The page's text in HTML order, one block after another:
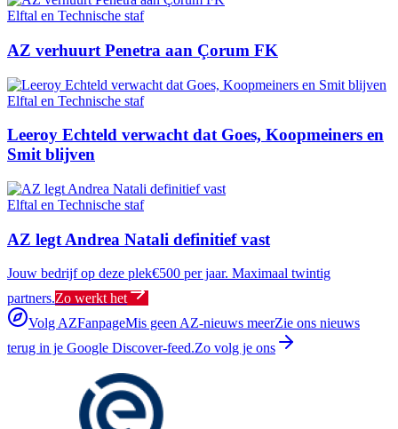
Elftal en Technische staf
AZ verhuurt Penetra aan Çorum FK
Elftal en Technische staf
Leeroy Echteld verwacht dat Goes, Koopmeiners en
Smit blijven
Elftal en Technische staf
AZ legt Andrea Natali definitief vast
Jouw bedrijf op deze plek€500 per jaar. Maximaal twintig
partners.Zo werkt het
Volg AZFanpageMis geen AZ-nieuws meerZie ons nieuws
terug in je Google Discover-feed.Zo volg je ons